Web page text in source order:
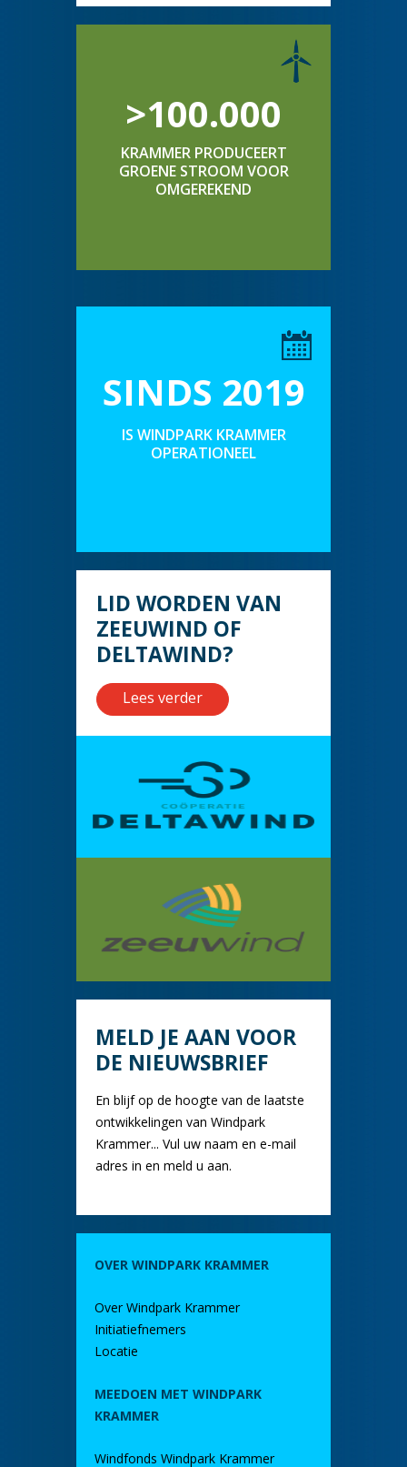
>100.000
KRAMMER PRODUCEERT
GROENE STROOM VOOR
OMGEREKEND
SINDS 2019
IS WINDPARK KRAMMER
OPERATIONEEL
LID WORDEN VAN
ZEEUWIND OF
DELTAWIND?
Lees verder
MELD JE AAN VOOR
DE NIEUWSBRIEF
En blijf op de hoogte van de laatste
ontwikkelingen van Windpark
Krammer... Vul uw naam en e-mail
adres in en meld u aan.
OVER WINDPARK KRAMMER
Over Windpark Krammer
Initiatiefnemers
Locatie
MEEDOEN MET WINDPARK
KRAMMER
Windfonds Windpark Krammer